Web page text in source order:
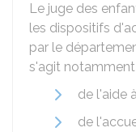
Le juge des
les dispositifs
par le
s'agit notamment
de l'aide
de